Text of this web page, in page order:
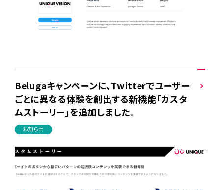
Belugaキャンペーンに、Twitterでユーザー
ごとに異なる体験を創出する新機能「カスタ
ムストーリー」を追加しました。
お知らせ